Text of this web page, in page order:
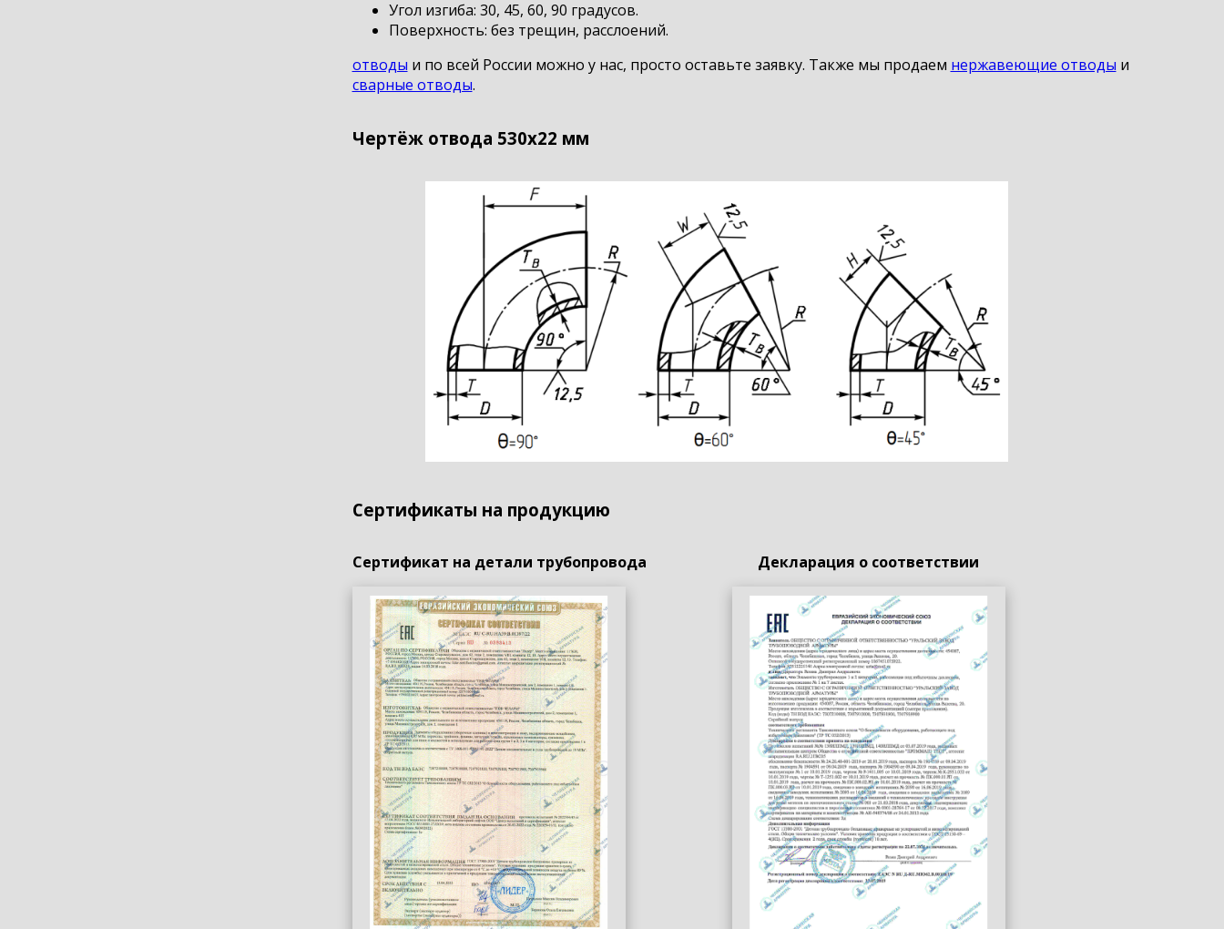
Угол изгиба: 30, 45, 60, 90 градусов.
Поверхность: без трещин, расслоений.
отводы и по всей России можно у нас, просто оставьте заявку. Также мы продаем нержавеющие отводы и
сварные отводы.
Чертёж отвода 530х22 мм
Сертификаты на продукцию
Сертификат на детали трубопровода Декларация о соответствии